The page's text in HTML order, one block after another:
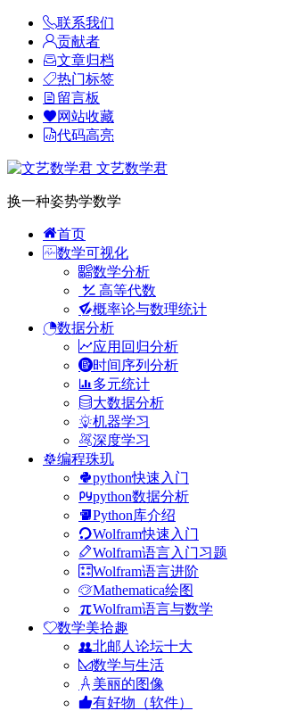
联系我们
贡献者
文章归档
热门标签
留言板
网站收藏
代码高亮
文艺数学君
换一种姿势学数学
首页
数学可视化
数学分析
高等代数
概率论与数理统计
数据分析
应用回归分析
时间序列分析
多元统计
大数据分析
机器学习
深度学习
编程珠玑
python快速入门
python数据分析
Python库介绍
Wolfram快速入门
Wolfram语言入门习题
Wolfram语言进阶
Mathematica绘图
Wolfram语言与数学
数学美拾趣
北邮人论坛十大
数学与生活
美丽的图像
有好物（软件）